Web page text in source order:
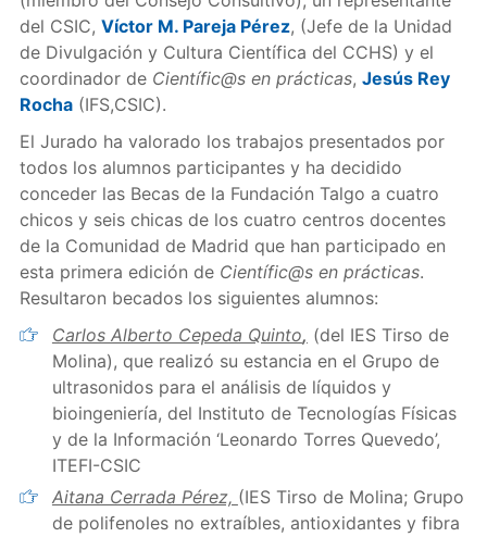
del CSIC, Víctor M. Pareja Pérez, (Jefe de la Unidad
de Divulgación y Cultura Científica del CCHS) y el
coordinador de Científic@s en prácticas, Jesús Rey
Rocha(IFS,CSIC).
El Jurado ha valorado los trabajos presentados por
todos los alumnos participantes y ha decidido
conceder las Becas de la Fundación Talgo a cuatro
chicos y seis chicas de los cuatro centros docentes
de la Comunidad de Madrid que han participado en
esta primera edición de Científic@s en prácticas.
Resultaron becados los siguientes alumnos:
Carlos Alberto Cepeda Quinto, (del IES Tirso de
Molina), que realizó su estancia en el Grupo de
ultrasonidos para el análisis de líquidos y
bioingeniería, del Instituto de Tecnologías Físicas
y de la Información ‘Leonardo Torres Quevedo’,
ITEFI-CSIC
Aitana Cerrada Pérez, (IES Tirso de Molina; Grupo
de polifenoles no extraíbles, antioxidantes y fibra